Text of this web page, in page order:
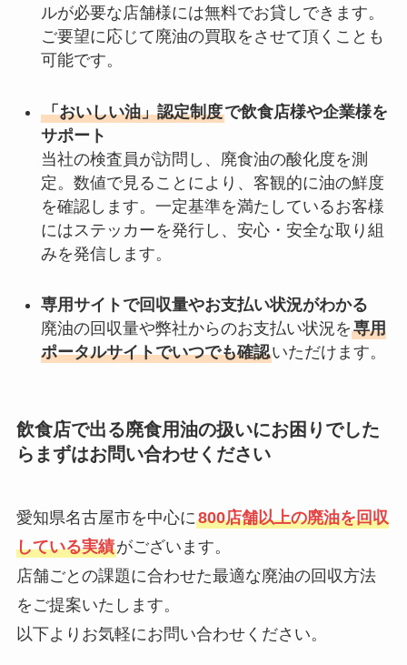
ルが必要な店舗様には無料でお貸しできます。
ご要望に応じて廃油の買取をさせて頂くことも
可能です。
「おいしい油」認定制度で飲食店様や企業様を
サポート
当社の検査員が訪問し、廃食油の酸化度を測
定。数値で見ることにより、客観的に油の鮮度
を確認します。一定基準を満たしているお客様
にはステッカーを発行し、安心・安全な取り組
みを発信します。
専用サイトで回収量やお支払い状況がわかる
廃油の回収量や弊社からのお支払い状況を専用
ポータルサイトでいつでも確認いただけます。
飲食店で出る廃食用油の扱いにお困りでした
らまずはお問い合わせください
愛知県名古屋市を中心に800店舗以上の廃油を回収
している実績がございます。
店舗ごとの課題に合わせた最適な廃油の回収方法
をご提案いたします。
以下よりお気軽にお問い合わせください。